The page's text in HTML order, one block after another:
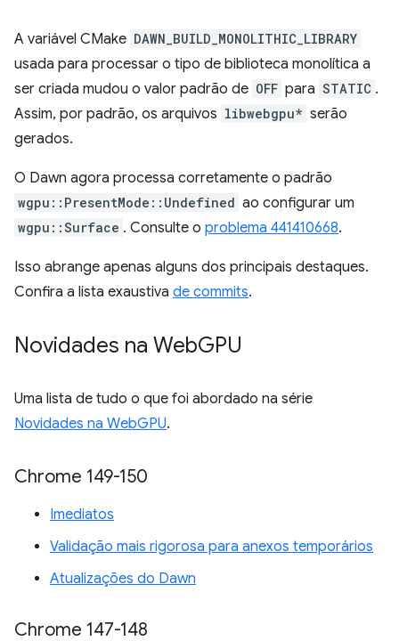
A variável CMake DAWN_BUILD_MONOLITHIC_LIBRARY
usada para processar o tipo de biblioteca monolítica a
ser criada mudou o valor padrão de OFF para STATIC .
Assim, por padrão, os arquivos libwebgpu* serão
gerados.
O Dawn agora processa corretamente o padrão
wgpu::PresentMode::Undefined ao configurar um
wgpu::Surface . Consulte o problema 441410668.
Isso abrange apenas alguns dos principais destaques.
Confira a lista exaustiva de commits.
Novidades na WebGPU
Uma lista de tudo o que foi abordado na série
Novidades na WebGPU.
Chrome 149-150
Imediatos
Validação mais rigorosa para anexos temporários
Atualizações do Dawn
Chrome 147-148